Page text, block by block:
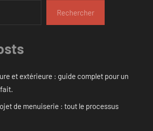
Rechercher
et extérieure : guide complet pour un
de menuiserie : tout le processus